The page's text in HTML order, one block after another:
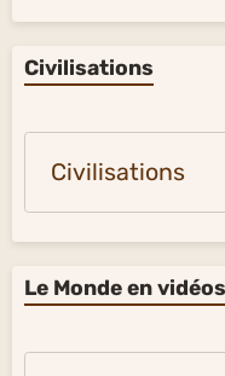
Civilisations
Civilisations
Le Monde en vidéos